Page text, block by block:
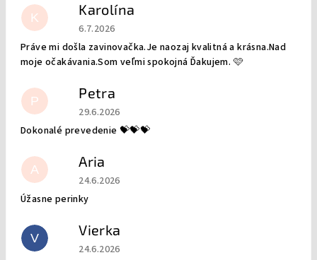
K Karolína
Hodnotenie obchodu je 5 z 5 hviezdičiek.
6.7.2026
Práve mi došla zavinovačka.Je naozaj kvalitná a krásna.Nad
moje očakávania.Som veľmi spokojná Ďakujem. 🩷
P Petra
Hodnotenie obchodu je 5 z 5 hviezdičiek.
29.6.2026
Dokonalé prevedenie 💝💝💝
A Aria
Hodnotenie obchodu je 5 z 5 hviezdičiek.
24.6.2026
Úžasne perinky
V Vierka
Hodnotenie obchodu je 5 z 5 hviezdičiek.
24.6.2026